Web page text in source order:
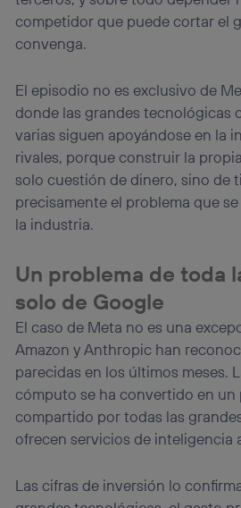
competidor que puede cortar el
convenga.
El episodio no es exclusivo de
donde las grandes tecnológicas
varias siguen apoyándose en la
rivales, porque construir la
solo cuestión de dinero, sino de
precisamente el problema que
la industria.
Un problema de toda
solo de Google
El caso de Meta no es una
Amazon y Anthropic han
parecidas en los últimos meses.
cómputo se ha convertido en un
compartido por todas las
ofrecen servicios de inteligencia
Las cifras de inversión lo